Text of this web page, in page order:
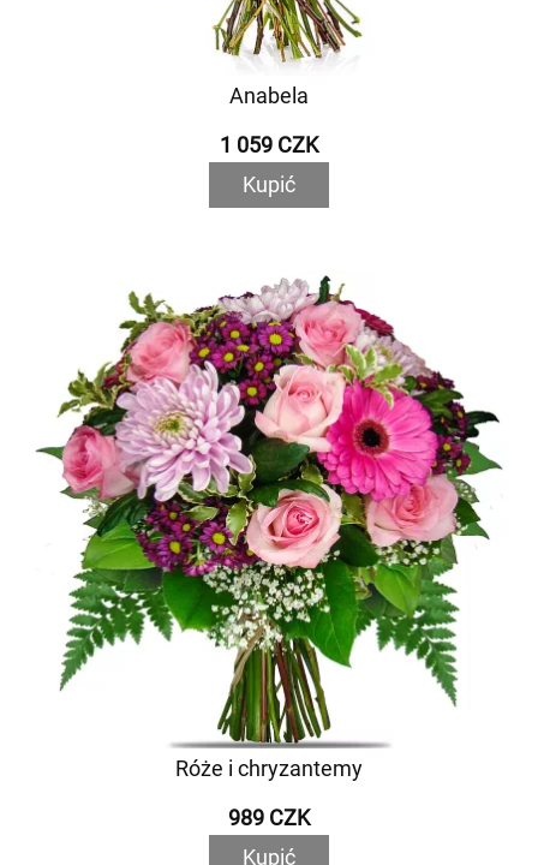
Anabela
1 059 CZK
Kupić
Róże i chryzantemy
989 CZK
Kupić